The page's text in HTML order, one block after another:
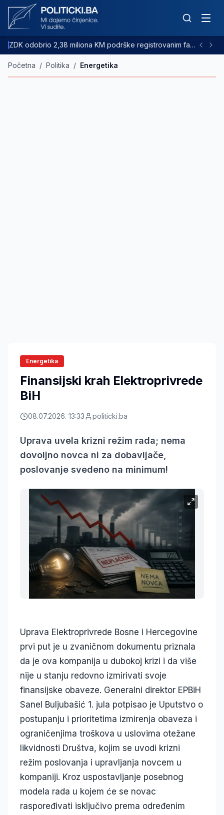
ZDK odobrio 2,38 miliona KM podrške registrovanim farmama goveda
Početna / Politika / Energetika
Energetika
Finansijski krah Elektroprivrede
BiH
08.07.2026. 13:33 politicki.ba
Uprava uvela krizni režim rada; nema
dovoljno novca ni za dobavljače,
poslovanje svedeno na minimum!
Uprava Elektroprivrede Bosne i Hercegovine
prvi put je u zvaničnom dokumentu priznala
da je ova kompanija u dubokoj krizi i da više
nije u stanju redovno izmirivati svoje
finansijske obaveze. Generalni direktor EPBiH
Sanel Buljubašić 1. jula potpisao je Uputstvo o
postupanju i prioritetima izmirenja obaveza i
ograničenjima troškova u uslovima otežane
likvidnosti Društva, kojim se uvodi krizni
režim poslovanja i upravljanja novcem u
kompaniji. Kroz uspostavljanje posebnog
modela rada u kojem će se novac
raspoređivati isključivo prema određenim